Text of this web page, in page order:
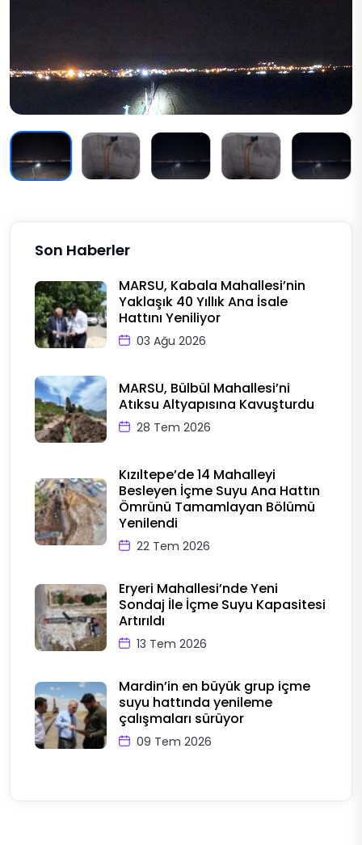
Son Haberler
MARSU, Kabala Mahallesi’nin
Yaklaşık 40 Yıllık Ana İsale
Hattını Yeniliyor
03 Ağu 2026
MARSU, Bülbül Mahallesi’ni
Atıksu Altyapısına Kavuşturdu
28 Tem 2026
Kızıltepe’de 14 Mahalleyi
Besleyen İçme Suyu Ana Hattın
Ömrünü Tamamlayan Bölümü
Yenilendi
22 Tem 2026
Eryeri Mahallesi’nde Yeni
Sondaj İle İçme Suyu Kapasitesi
Artırıldı
13 Tem 2026
Mardin’in en büyük grup içme
suyu hattında yenileme
çalışmaları sürüyor
09 Tem 2026